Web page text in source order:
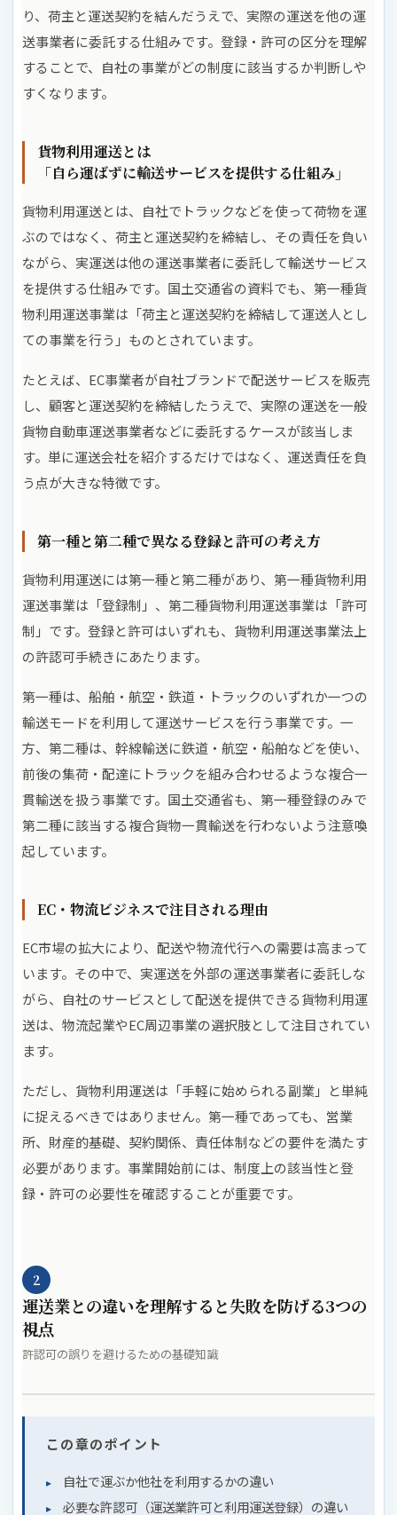
り、荷主と運送契約を結んだうえで、実際の運送を他の運
送事業者に委託する仕組みです。登録・許可の区分を理解
することで、自社の事業がどの制度に該当するか判断しや
すくなります。
貨物利用運送とは
「自ら運ばずに輸送サービスを提供する仕組み」
貨物利用運送とは、自社でトラックなどを使って荷物を運
ぶのではなく、荷主と運送契約を締結し、その責任を負い
ながら、実運送は他の運送事業者に委託して輸送サービス
を提供する仕組みです。国土交通省の資料でも、第一種貨
物利用運送事業は「荷主と運送契約を締結して運送人とし
ての事業を行う」ものとされています。
たとえば、EC事業者が自社ブランドで配送サービスを販売
し、顧客と運送契約を締結したうえで、実際の運送を一般
貨物自動車運送事業者などに委託するケースが該当しま
す。単に運送会社を紹介するだけではなく、運送責任を負
う点が大きな特徴です。
第一種と第二種で異なる登録と許可の考え方
貨物利用運送には第一種と第二種があり、第一種貨物利用
運送事業は「登録制」、第二種貨物利用運送事業は「許可
制」です。登録と許可はいずれも、貨物利用運送事業法上
の許認可手続きにあたります。
第一種は、船舶・航空・鉄道・トラックのいずれか一つの
輸送モードを利用して運送サービスを行う事業です。一
方、第二種は、幹線輸送に鉄道・航空・船舶などを使い、
前後の集荷・配達にトラックを組み合わせるような複合一
貫輸送を扱う事業です。国土交通省も、第一種登録のみで
第二種に該当する複合貨物一貫輸送を行わないよう注意喚
起しています。
EC・物流ビジネスで注目される理由
EC市場の拡大により、配送や物流代行への需要は高まって
います。その中で、実運送を外部の運送事業者に委託しな
がら、自社のサービスとして配送を提供できる貨物利用運
送は、物流起業やEC周辺事業の選択肢として注目されてい
ます。
ただし、貨物利用運送は「手軽に始められる副業」と単純
に捉えるべきではありません。第一種であっても、営業
所、財産的基礎、契約関係、責任体制などの要件を満たす
必要があります。事業開始前には、制度上の該当性と登
録・許可の必要性を確認することが重要です。
2
運送業との違いを理解すると失敗を防げる3つの
視点
許認可の誤りを避けるための基礎知識
この章のポイント
自社で運ぶか他社を利用するかの違い
必要な許認可（運送業許可と利用運送登録）の違い